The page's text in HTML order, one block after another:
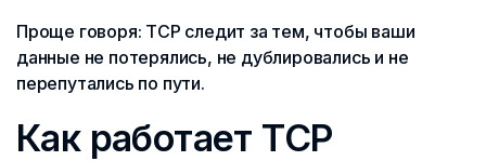
Проще говоря: TCP следит за тем, чтобы ваши
данные не потерялись, не дублировались и не
перепутались по пути.
Как работает TCP